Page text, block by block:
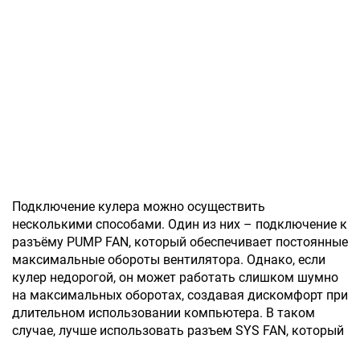
Подключение кулера можно осуществить
несколькими способами. Один из них – подключение к
разъёму PUMP FAN, который обеспечивает постоянные
максимальные обороты вентилятора. Однако, если
кулер недорогой, он может работать слишком шумно
на максимальных оборотах, создавая дискомфорт при
длительном использовании компьютера. В таком
случае, лучше использовать разъем SYS FAN, который